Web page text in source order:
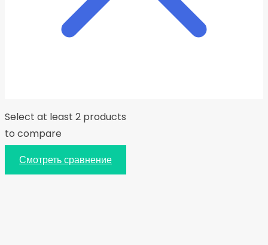
Select at least 2 products
to compare
Смотреть сравнение